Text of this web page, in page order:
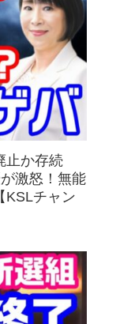
止か存続
激怒！無能
KSLチャン